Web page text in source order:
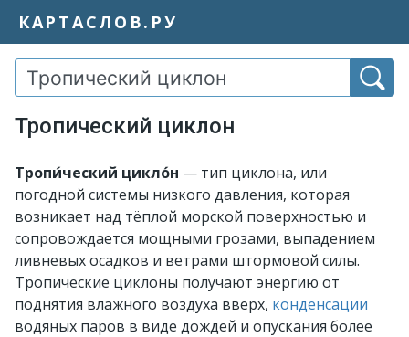
КАРТАСЛОВ.РУ
Тропический циклон
Тропи́ческий цикло́н — тип циклона, или
погодной системы низкого давления, которая
возникает над тёплой морской поверхностью и
сопровождается мощными грозами, выпадением
ливневых осадков и ветрами штормовой силы.
Тропические циклоны получают энергию от
поднятия влажного воздуха вверх, конденсации
водяных паров в виде дождей и опускания более